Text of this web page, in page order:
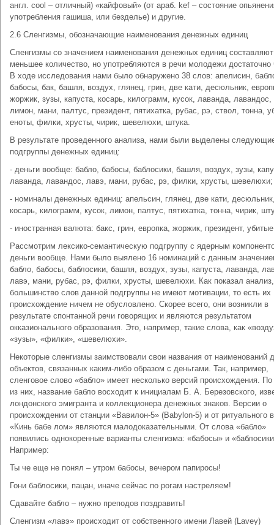
англ. cool – отличный) «кайфовый» (от араб. kef – состояние
употребления гашиша, или безделье) и другие.
2.6 Сленгизмы, обозначающие наименования денежных единиц
Сленгизмы со значением наименования денежных единиц
меньшее количество, но употребляются в речи молодежи достаточно
В ходе исследования нами было обнаружено 38 слов: апелисин,
бабосы, бак, башля, воздух, глянец, грин, две кати, десюльник,
жоржик, зузы, капуста, косарь, килограмм, кусок, лаванда, лавандос,
лимон, мани, палтус, президент, пятихатка, рубас, рэ, ствол, тонна,
еноты, филки, хрусты, чирик, шевелюхи, штука.
В результате проведенного анализа, нами были выделены
подгруппы денежных единиц:
- деньги вообще: бабло, бабосы, баблосики, башля, воздух, зузы,
лаванда, лавандос, лавэ, мани, рубас, рэ, филки, хрусты, шевелюхи;
- номиналы денежных единиц: апельсин, глянец, две кати,
косарь, килограмм, кусок, лимон, палтус, пятихатка, тонна, чирик,
- иностранная валюта: бакс, грин, европка, жоржик, президент,
Рассмотрим лексико-семантическую подгруппу с ядерным
деньги вообще. Нами было выялено 16 номинаций с данным
бабло, бабосы, баблосики, башля, воздух, зузы, капуста, лаванда,
лавэ, мани, рубас, рэ, филки, хрусты, шевелюхи. Как показал анализ,
большинство слов данной подгруппы не имеют мотивации, то есть их
происхождение ничем не обусловлено. Скорее всего, они возникли в
результате спонтанной речи говорящих и являются результатом
окказионального образования. Это, например, такие слова, как
«зузы», «филки», «шевелюхи».
Некоторые сленгизмы заимствовали свои названия от наименований
объектов, связанных каким-либо образом с деньгами. Так, например,
сленговое слово «бабло» имеет несколько версий происхождения.
из них, название бабло восходит к инициалам Б. А. Березовского,
лондонского эмигранта и коллекционера денежных знаков. Версии о
происхождении от станции «Вавилон-5» (Babylon-5) и от ритуального
«Кинь бабе лом» являются малодоказательными. От слова «бабло»
появились однокоренные варианты сленгизма: «бабосы» и
Например:
Ты че еще не понял – утром бабосы, вечером папиросы!
Гони баблосики, пацан, иначе сейчас по рогам настреляем!
Сдавайте бабло – нужно преподов поздравить!
Сленгизм «лавэ» происходит от собственного имени Лавей (Lavey)